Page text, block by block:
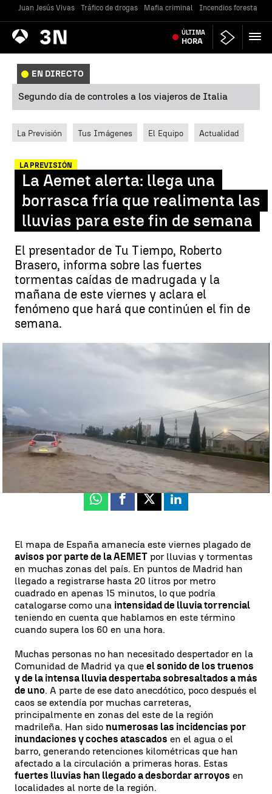
Juan Jesús Vivas Tráfico de drogas Mafia criminal Incendios forestales
Antena
3 Noticias ÚLTIMA
HORA
EN DIRECTO
Segundo día de controles a los viajeros de Italia
La Previsión Tus Imágenes El Equipo Actualidad
LA PREVISIÓN
La Aemet alerta: llega una
borrasca fría que realimenta las
lluvias para este fin de semana
El presentador de Tu Tiempo, Roberto
Brasero, informa sobre las fuertes
tormentas caídas de madrugada y la
mañana de este viernes y aclara el
fenómeno que hará que continúen el fin de
semana.
Roberto Brasero avisa de la llegada de la borrasca fría que
antena3.com
Andrés Pantoja
Publicado:15 de septiembre de 2023, 16:31
Whatsapp
Facebook
X Linkedin
El mapa de España amanecía este viernes plagado de
avisos por parte de la AEMET por lluvias y tormentas
en muchas zonas del país. En puntos de Madrid han
llegado a registrarse hasta 20 litros por metro
cuadrado en apenas 15 minutos, lo que podría
catalogarse como una intensidad de lluvia torrencial
teniendo en cuenta que hablamos en este término
cuando supera los 60 en una hora.
Muchas personas no han necesitado despertador en la
Comunidad de Madrid ya que el sonido de los truenos
y de la intensa lluvia despertaba sobresaltados a más
de uno. A parte de ese dato anecdótico, poco después el
caos se extendía por muchas carreteras,
principalmente en zonas del este de la región
madrileña. Han sido numerosas las incidencias por
inundaciones y coches atascados en el agua o el
barro, generando retenciones kilométricas que han
afectado a la circulación a primeras horas. Estas
fuertes lluvias han llegado a desbordar arroyos en
localidades al norte de la región.